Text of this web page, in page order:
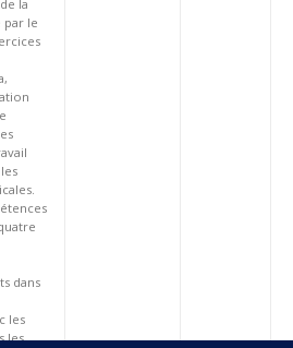
la
le
dans
les
les